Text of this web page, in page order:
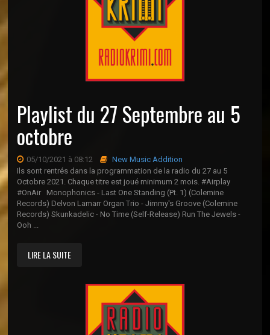
Playlist du 27 Septembre au 5
octobre
05/10/2021 à 08:12
New Music Addition
Ils sont rentrés dans la programmation de la radio du 27 au 5
Octobre 2021. Chaque titre est joué minimum 2 mois. #Airplay
#OnAir Monophonics - Last One Standing (Pt. 1) (Colemine
Records) Delvon Lamarr Organ Trio - Jimmy's Groove (Colemine
Records) Skunkadelic - No Time (Self-Release) Run The Jewels -
Ooh ...
LIRE LA SUITE